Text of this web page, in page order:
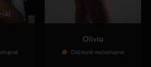
(4)
Olivia
Dočasně nedostupné